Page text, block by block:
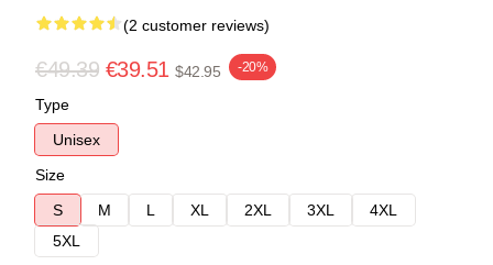
(2 customer reviews)
€49.39 €39.51 $42.95 -20%
Type
Unisex
Size
S
M L XL 2XL 3XL
4XL
5XL